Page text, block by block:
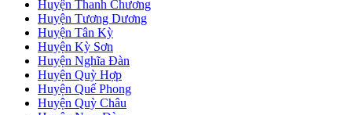
Huyện Thanh Chương
Huyện Tương Dương
Huyện Tân Kỳ
Huyện Kỳ Sơn
Huyện Nghĩa Đàn
Huyện Quỳ Hợp
Huyện Quế Phong
Huyện Quỳ Châu